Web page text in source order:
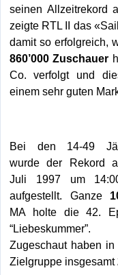
seinen Allzeitrekord
zeigte RTL II das
damit so erfolgreich,
860’000 Zuschauer
Co. verfolgt und
einem sehr guten
Bei den 14-49
wurde der Rekord
Juli 1997 um
aufgestellt. Ganze
MA holte die 42.
“Liebeskummer”.
Zugeschaut haben in
Zielgruppe insgesamt